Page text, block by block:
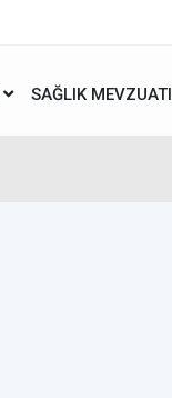
SAĞLIK MEVZUATI